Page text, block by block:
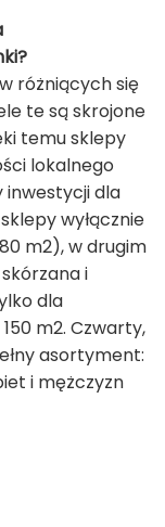
różniących się
te są skrojone
temu sklepy
lokalnego
inwestycji dla
wyłącznie
m2), w drugim
i
dla
m2. Czwarty,
asortyment:
i mężczyzn